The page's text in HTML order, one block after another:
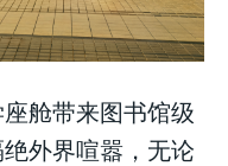
舱带来图书馆级
外界喧嚣，无论